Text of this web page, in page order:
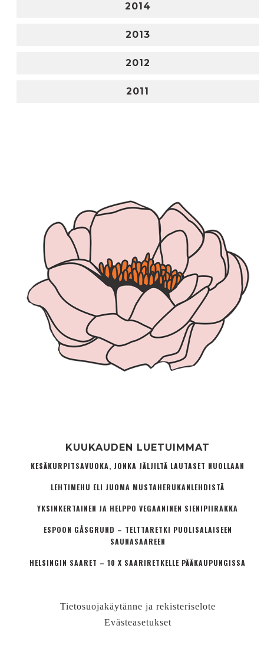
2014
2013
2012
2011
KUUKAUDEN LUETUIMMAT
KESÄKURPITSAVUOKA, JONKA JÄLJILTÄ LAUTASET NUOLLAAN
LEHTIMEHU ELI JUOMA MUSTAHERUKANLEHDISTÄ
YKSINKERTAINEN JA HELPPO VEGAANINEN SIENIPIIRAKKA
ESPOON GÅSGRUND – TELTTARETKI PUOLISALAISEEN
SAUNASAAREEN
HELSINGIN SAARET – 10 X SAARIRETKELLE PÄÄKAUPUNGISSA
Tietosuojakäytänne ja rekisteriselote
Evästeasetukset